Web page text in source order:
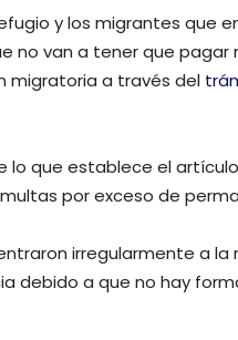
y los migrantes que
no van a tener que pagar
migratoria a través del
lo que establece el
por exceso de
irregularmente a la
debido a que no hay